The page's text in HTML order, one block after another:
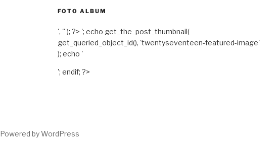
FOTO ALBUM
', '' ); ?> '; echo get_the_post_thumbnail(
get_queried_object_id(), 'twentyseventeen-featured-image'
); echo '
'; endif; ?>
Powered by WordPress